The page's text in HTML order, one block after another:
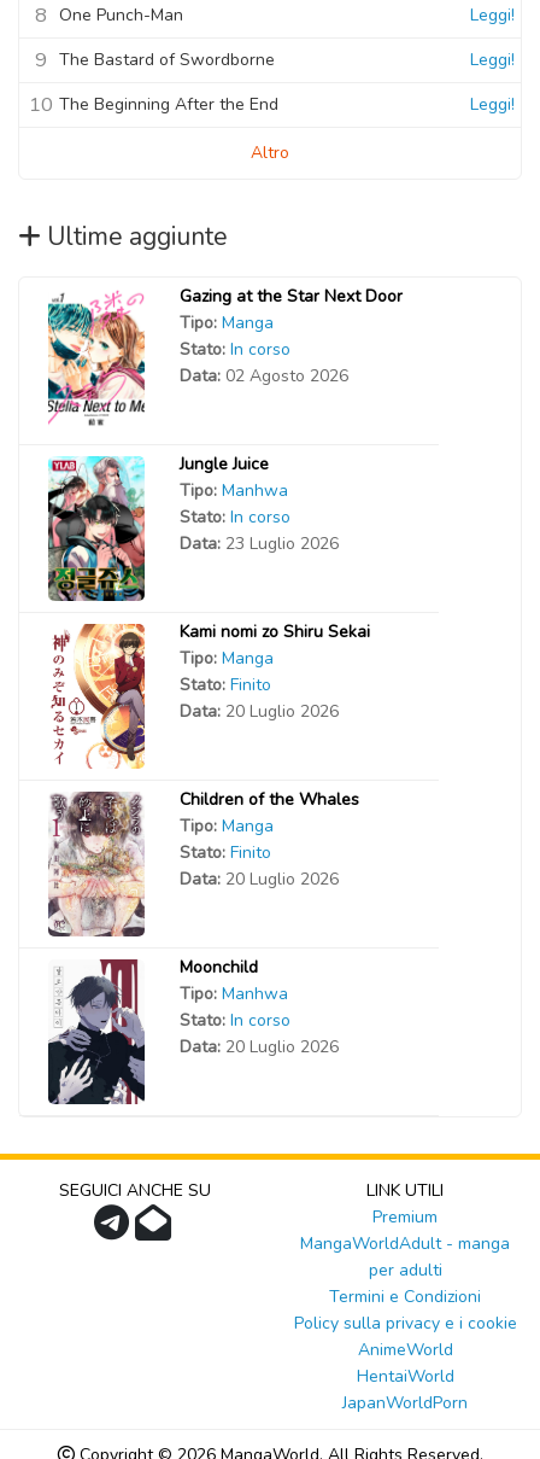
8 One Punch-Man Leggi!
9 The Bastard of Swordborne Leggi!
10 The Beginning After the End Leggi!
Altro
Ultime aggiunte
Gazing at the Star Next Door
Tipo: Manga
Stato: In corso
Data: 02 Agosto 2026
Jungle Juice
Tipo: Manhwa
Stato: In corso
Data: 23 Luglio 2026
Kami nomi zo Shiru Sekai
Tipo: Manga
Stato: Finito
Data: 20 Luglio 2026
Children of the Whales
Tipo: Manga
Stato: Finito
Data: 20 Luglio 2026
Moonchild
Tipo: Manhwa
Stato: In corso
Data: 20 Luglio 2026
SEGUICI ANCHE SU
LINK UTILI
Premium
MangaWorldAdult - manga
per adulti
Termini e Condizioni
Policy sulla privacy e i cookie
AnimeWorld
HentaiWorld
JapanWorldPorn